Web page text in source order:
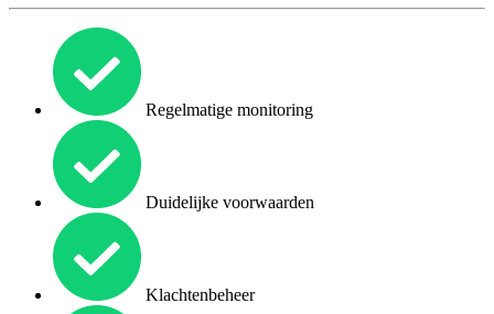
Regelmatige monitoring
Duidelijke voorwaarden
Klachtenbeheer